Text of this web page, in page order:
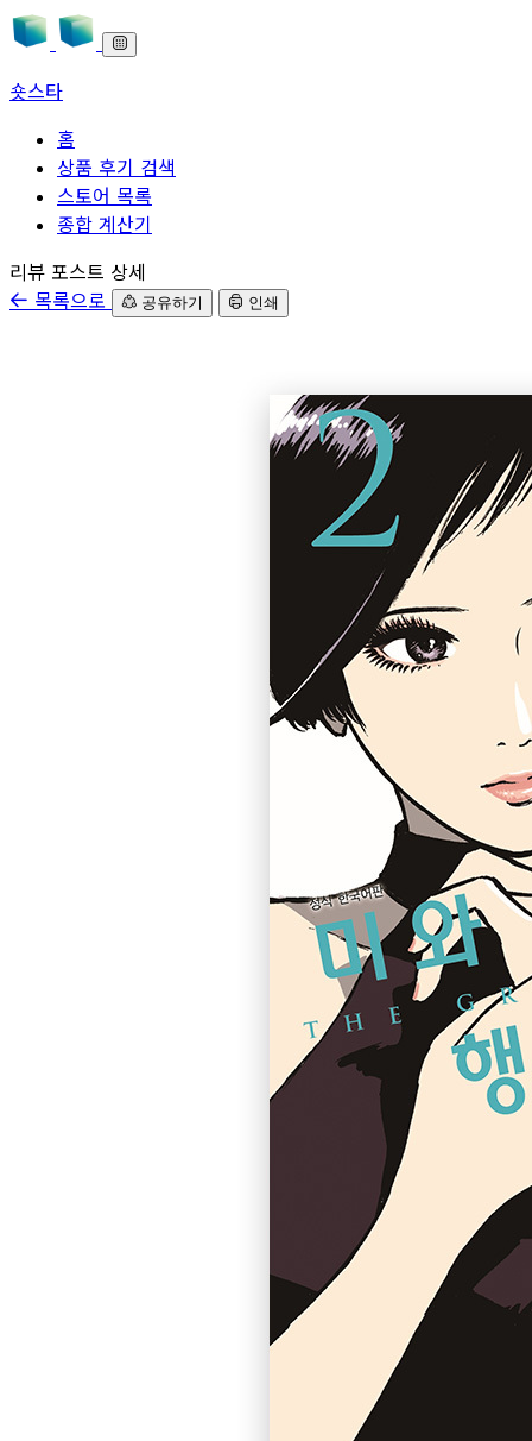
숏스타
홈
상품 후기 검색
스토어 목록
종합 계산기
본문으로 바로가기
리뷰 포스트 상세
목록으로
공유하기 인쇄